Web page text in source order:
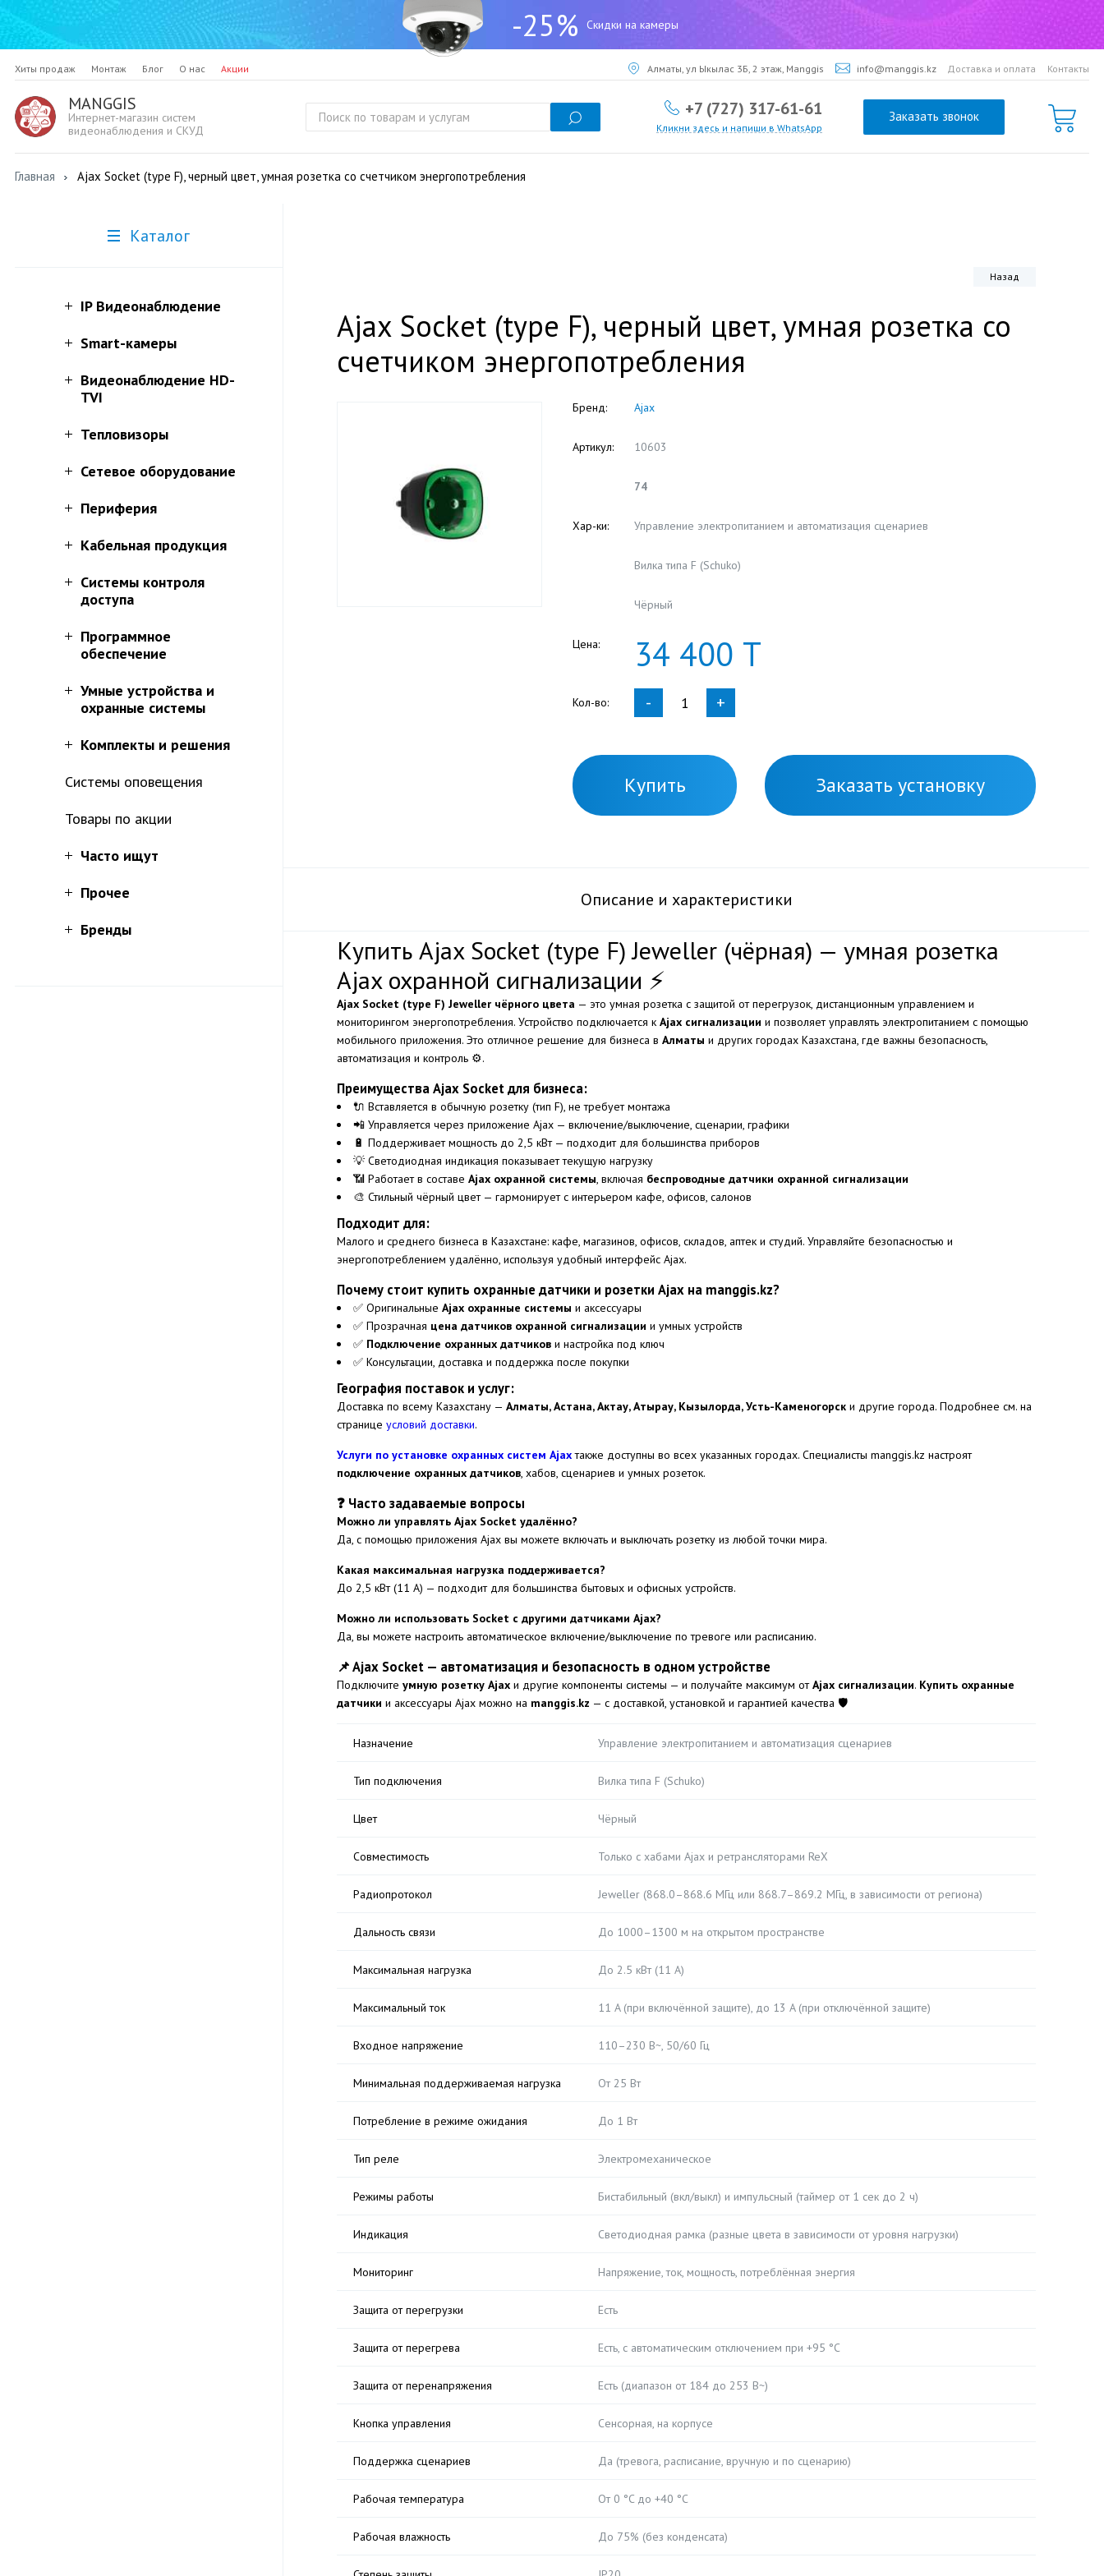
-25% Скидки на камеры
Хиты продаж Монтаж Блог О нас Акции Алматы, ул Ыкылас 3Б, 2 этаж, Manggis info@manggis.kz Доставка и оплата Контакты
MANGGIS
Интернет-магазин систем
видеонаблюдения и СКУД
+7 (727) 317-61-61
Кликни здесь и напиши в WhatsApp
Заказать звонок
Главная Ajax Socket (type F), черный цвет, умная розетка со счетчиком энергопотребления
Каталог
IP Видеонаблюдение
Smart-камеры
Видеонаблюдение HD-
TVI
Тепловизоры
Сетевое оборудование
Периферия
Кабельная продукция
Системы контроля
доступа
Программное
обеспечение
Умные устройства и
охранные системы
Комплекты и решения
Системы оповещения
Товары по акции
Часто ищут
Прочее
Бренды
Назад
Ajax Socket (type F), черный цвет, умная розетка со
счетчиком энергопотребления
Бренд: Ajax
Артикул: 10603
74
Хар-ки: Управление электропитанием и автоматизация сценариев
Вилка типа F (Schuko)
Чёрный
Цена: 34 400 Т
Кол-во: - +
Купить Заказать установку
Описание и характеристики
Купить Ajax Socket (type F) Jeweller (чёрная) — умная розетка
Ajax охранной сигнализации ⚡
Ajax Socket (type F) Jeweller чёрного цвета — это умная розетка с защитой от перегрузок, дистанционным управлением и
мониторингом энергопотребления. Устройство подключается к Ajax сигнализации и позволяет управлять электропитанием с помощью
мобильного приложения. Это отличное решение для бизнеса в Алматы и других городах Казахстана, где важны безопасность,
автоматизация и контроль ⚙️.
Преимущества Ajax Socket для бизнеса:
🔌 Вставляется в обычную розетку (тип F), не требует монтажа
📲 Управляется через приложение Ajax — включение/выключение, сценарии, графики
🔋 Поддерживает мощность до 2,5 кВт — подходит для большинства приборов
💡 Светодиодная индикация показывает текущую нагрузку
📶 Работает в составе Ajax охранной системы, включая беспроводные датчики охранной сигнализации
🎨 Стильный чёрный цвет — гармонирует с интерьером кафе, офисов, салонов
Подходит для:
Малого и среднего бизнеса в Казахстане: кафе, магазинов, офисов, складов, аптек и студий. Управляйте безопасностью и
энергопотреблением удалённо, используя удобный интерфейс Ajax.
Почему стоит купить охранные датчики и розетки Ajax на manggis.kz?
✅ Оригинальные Ajax охранные системы и аксессуары
✅ Прозрачная цена датчиков охранной сигнализации и умных устройств
✅ Подключение охранных датчиков и настройка под ключ
✅ Консультации, доставка и поддержка после покупки
География поставок и услуг:
Доставка по всему Казахстану — Алматы, Астана, Актау, Атырау, Кызылорда, Усть-Каменогорск и другие города. Подробнее см. на
странице условий доставки.
Услуги по установке охранных систем Ajaxтакже доступны во всех указанных городах. Специалисты manggis.kz настроят
подключение охранных датчиков, хабов, сценариев и умных розеток.
❓ Часто задаваемые вопросы
Можно ли управлять Ajax Socket удалённо?
Да, с помощью приложения Ajax вы можете включать и выключать розетку из любой точки мира.
Какая максимальная нагрузка поддерживается?
До 2,5 кВт (11 A) — подходит для большинства бытовых и офисных устройств.
Можно ли использовать Socket с другими датчиками Ajax?
Да, вы можете настроить автоматическое включение/выключение по тревоге или расписанию.
📌 Ajax Socket — автоматизация и безопасность в одном устройстве
Подключите умную розетку Ajax и другие компоненты системы — и получайте максимум отAjax сигнализации. Купить охранные
датчики и аксессуары Ajax можно на manggis.kz — с доставкой, установкой и гарантией качества 🛡️
Назначение Управление электропитанием и автоматизация сценариев
Тип подключения Вилка типа F (Schuko)
Цвет Чёрный
Совместимость Только с хабами Ajax и ретрансляторами ReX
Радиопротокол Jeweller (868.0–868.6 МГц или 868.7–869.2 МГц, в зависимости от региона)
Дальность связи До 1000–1300 м на открытом пространстве
Максимальная нагрузка До 2.5 кВт (11 A)
Максимальный ток 11 A (при включённой защите), до 13 A (при отключённой защите)
Входное напряжение 110–230 В~, 50/60 Гц
Минимальная поддерживаемая нагрузка От 25 Вт
Потребление в режиме ожидания До 1 Вт
Тип реле Электромеханическое
Режимы работы Бистабильный (вкл/выкл) и импульсный (таймер от 1 сек до 2 ч)
Индикация Светодиодная рамка (разные цвета в зависимости от уровня нагрузки)
Мониторинг Напряжение, ток, мощность, потреблённая энергия
Защита от перегрузки Есть
Защита от перегрева Есть, с автоматическим отключением при +95 °C
Защита от перенапряжения Есть (диапазон от 184 до 253 В~)
Кнопка управления Сенсорная, на корпусе
Поддержка сценариев Да (тревога, расписание, вручную и по сценарию)
Рабочая температура От 0 °C до +40 °C
Рабочая влажность До 75% (без конденсата)